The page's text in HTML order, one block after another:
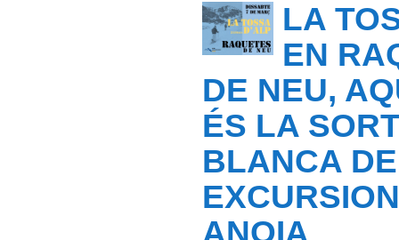
LA
EN
DE NEU,
ÉS LA
BLANCA
ANOIA